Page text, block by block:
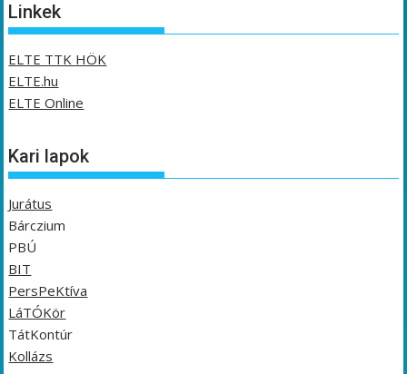
Linkek
ELTE TTK HÖK
ELTE.hu
ELTE Online
Kari lapok
Jurátus
Bárczium
PBÚ
BIT
PersPeKtíva
LáTÓKör
TátKontúr
Kollázs